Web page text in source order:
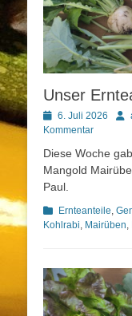
Unser
Posted
on
6. Juli 2026
Kommentar
Diese Woche
Mangold
Paul.
Kategorien
Ernteanteile,
Kohlrabi, Mairüben,